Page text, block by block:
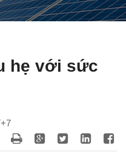
hẹ với sức